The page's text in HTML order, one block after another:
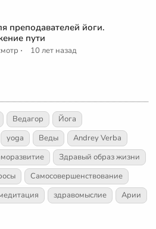
преподавателей йоги.
пути
· 10 лет назад
Ведагор
Йога
yoga Веды
Andrey Verba
Здравый образ жизни
Самосовершенствование
здравомыслие
Арии